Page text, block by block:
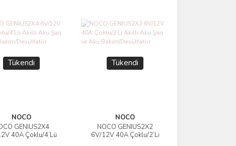
Tükendi
NOCO
GENIUS2X4
40A Çoklu/4’Lü
İncele
Tükendi
NOCO
NOCO GENIUS2X2
6V/12V 40A Çoklu/2’Li
İncele